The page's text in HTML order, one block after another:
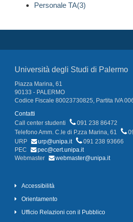
Personale TA(3)
Università degli Studi di Palermo
Piazza Marina, 61
90133 - PALERMO
Codice Fiscale 80023730825, Partita IVA
Contatti
Call center studenti
091 238 86472
Telefono Amm. C.le di P.zza Marina, 61
URP
urp@unipa.it
091 238 93666
PEC
pec@cert.unipa.it
Webmaster
webmaster@unipa.it
Accessibilità
Orientamento
Ufficio Relazioni con il Pubblico